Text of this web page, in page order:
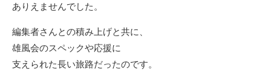
ありえませんでした。
編集者さんとの積み上げと共に、
雄風会のスペックや応援に
支えられた長い旅路だったのです。